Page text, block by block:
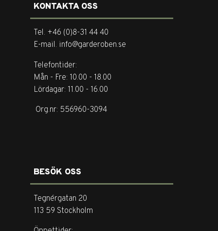
KONTAKTA OSS
Tel. +46 (0)8-31 44 40
E-mail. info@garderoben.se
Telefontider:
Mån - Fre: 10.00 - 18.00
Lördagar: 11.00 - 16.00
Org.nr: 556960-3094
BESÖK OSS
Tegnérgatan 20
113 59 Stockholm